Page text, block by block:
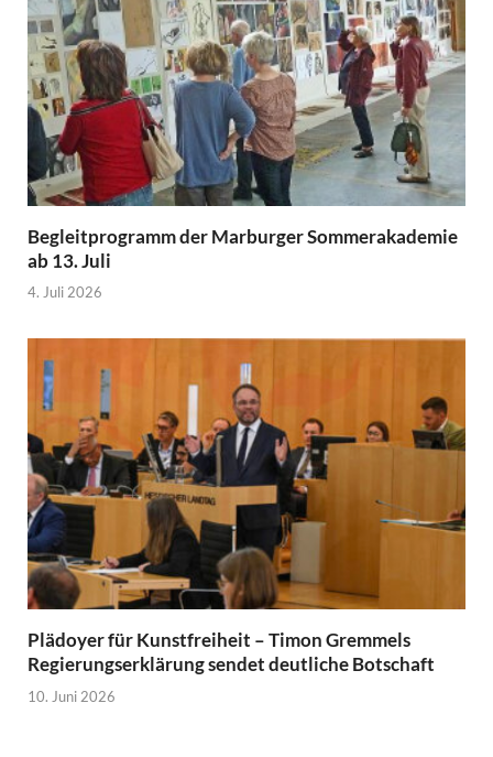
Begleitprogramm der Marburger Sommerakademie
ab 13. Juli
4. Juli 2026
Plädoyer für Kunstfreiheit – Timon Gremmels
Regierungserklärung sendet deutliche Botschaft
10. Juni 2026